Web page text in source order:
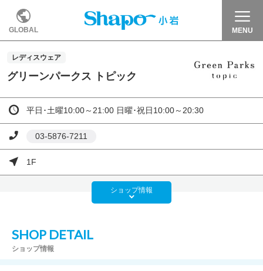
GLOBAL MENU
レディスウェア
グリーンパークス トピック
平日･土曜10:00～21:00 日曜･祝日10:00～20:30
03-5876-7211
1F
ショップ情報
SHOP DETAIL
ショップ情報